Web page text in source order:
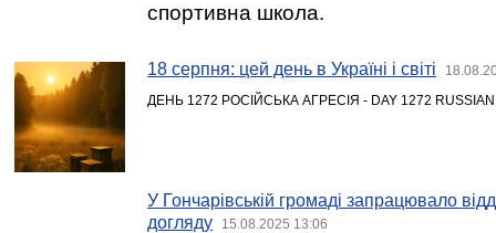
спортивна школа.
18 серпня: цей день в Україні і світі
ДЕНЬ 1272 РОСІЙСЬКА АГРЕСІЯ - DAY 1272 RUSSIAN
У Гончарівській громаді запрацювало
догляду
15.08.2025 13:06